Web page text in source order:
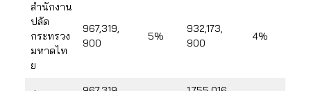
สำนักงาน
ปลัด
กระทรวง
มหาดไท
ย
967,319,
900
5%
932,173,
900
4%